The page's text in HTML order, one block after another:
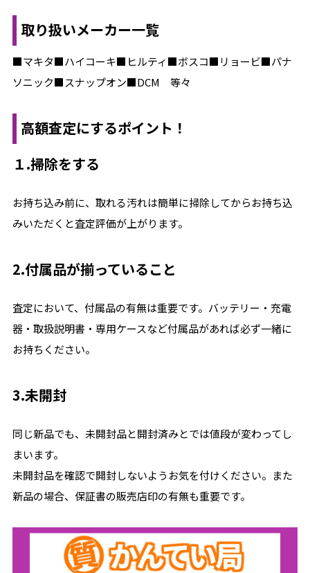
取り扱いメーカー一覧
■マキタ■ハイコーキ■ヒルティ■ボスコ■リョービ■パナ
ソニック■スナップオン■DCM 等々
高額査定にするポイント！
１.掃除をする
お持ち込み前に、取れる汚れは簡単に掃除してからお持ち込
みいただくと査定評価が上がります。
2.付属品が揃っていること
査定において、付属品の有無は重要です。バッテリー・充電
器・取扱説明書・専用ケースなど付属品があれば必ず一緒に
お持ちください。
3.未開封
同じ新品でも、未開封品と開封済みとでは値段が変わってし
まいます。
未開封品を確認で開封しないようお気を付けください。また
新品の場合、保証書の販売店印の有無も重要です。